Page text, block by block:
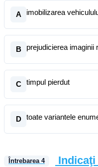
A imobilizarea
B prejudicierea imaginii
C timpul pierdut
D toate variantele
Întrebarea 4